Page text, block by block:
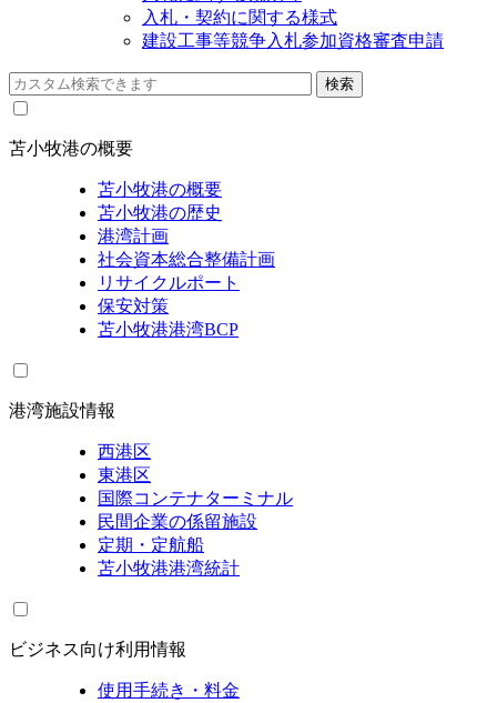
入札・契約に関する様式
建設工事等競争入札参加資格審査申請
苫小牧港の概要
苫小牧港の概要
苫小牧港の歴史
港湾計画
社会資本総合整備計画
リサイクルポート
保安対策
苫小牧港港湾BCP
港湾施設情報
西港区
東港区
国際コンテナターミナル
民間企業の係留施設
定期・定航船
苫小牧港港湾統計
ビジネス向け利用情報
使用手続き・料金